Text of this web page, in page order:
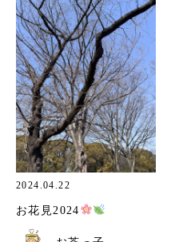
2024.04.22
お花見2024